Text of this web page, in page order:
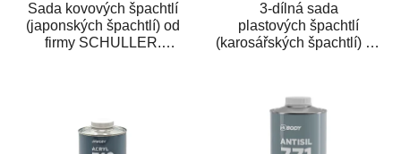
Sada kovových špachtlí
(japonských špachtlí) od
firmy SCHULLER.
3-dílná sada
plastových špachtlí
(karosářských špachtlí) od